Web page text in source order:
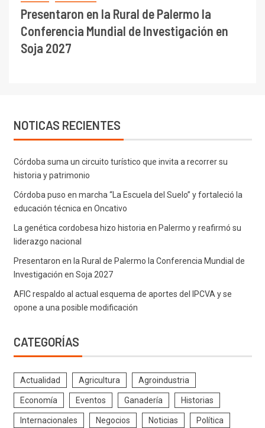
Presentaron en la Rural de Palermo la
Conferencia Mundial de Investigación en
Soja 2027
NOTICAS RECIENTES
Córdoba suma un circuito turístico que invita a recorrer su
historia y patrimonio
Córdoba puso en marcha “La Escuela del Suelo” y fortaleció la
educación técnica en Oncativo
La genética cordobesa hizo historia en Palermo y reafirmó su
liderazgo nacional
Presentaron en la Rural de Palermo la Conferencia Mundial de
Investigación en Soja 2027
AFIC respaldo al actual esquema de aportes del IPCVA y se
opone a una posible modificación
CATEGORÍAS
Actualidad Agricultura Agroindustria
Economía Eventos Ganadería Historias
Internacionales Negocios Noticias Política